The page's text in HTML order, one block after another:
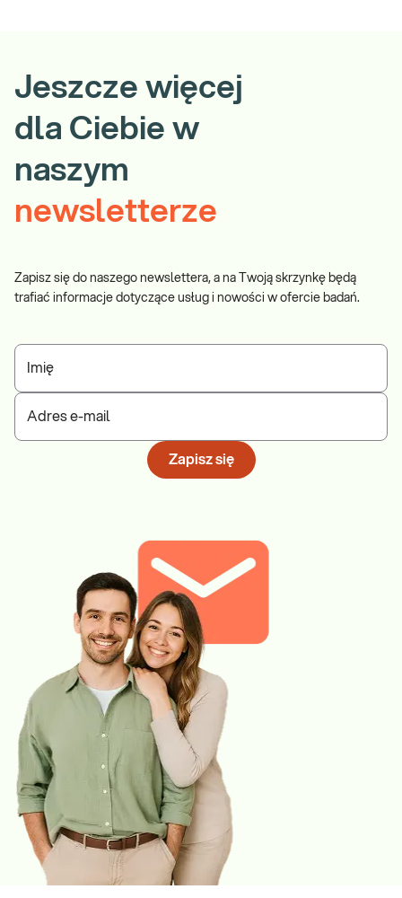
Jeszcze więcej
dla Ciebie w
naszym
newsletterze
Zapisz się do naszego newslettera, a na Twoją skrzynkę będą
trafiać informacje dotyczące usług i nowości w ofercie badań.
Imię
Adres e-mail
Zapisz się